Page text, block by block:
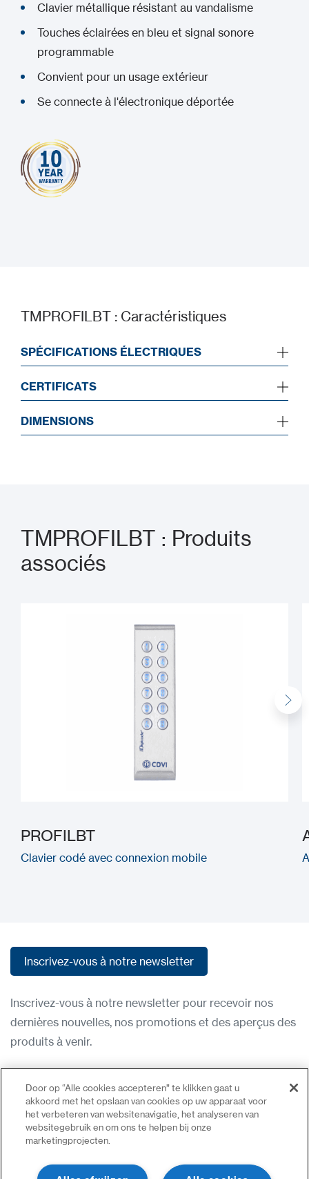
Clavier métallique résistant au vandalisme
Touches éclairées en bleu et signal sonore
programmable
Convient pour un usage extérieur
Se connecte à l'électronique déportée
TMPROFILBT : Caractéristiques
SPÉCIFICATIONS ÉLECTRIQUES
CERTIFICATS
DIMENSIONS
TMPROFILBT : Produits
associés
PROFILBT
Clavier codé avec connexion mobile
Inscrivez-vous à notre newsletter
Inscrivez-vous à notre newsletter pour recevoir nos
dernières nouvelles, nos promotions et des aperçus des
produits à venir.
Condititions d'utilisation
Politique de confidentialité
Nous contacter
Se connecter
Plan du site
Door op “Alle cookies accepteren” te klikken gaat u
akkoord met het opslaan van cookies op uw apparaat voor
het verbeteren van websitenavigatie, het analyseren van
websitegebruik en om ons te helpen bij onze
marketingprojecten.